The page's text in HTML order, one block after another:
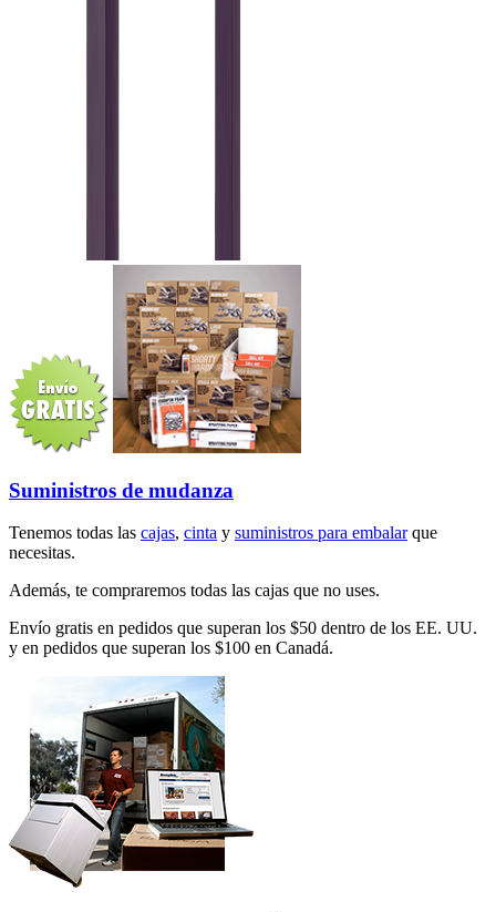
Suministros de mudanza
Tenemos todas las cajas, cinta y suministros para embalarque
necesitas.
Además, te compraremos todas las cajas que no uses.
Envío gratis en pedidos que superan los $50 dentro de los EE. UU.
y en pedidos que superan los $100 en Canadá.